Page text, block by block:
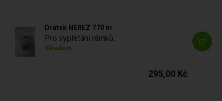
Drátek NEREZ 770 m
Pro vyplétání rámků.
Skladem
295,00 Kč